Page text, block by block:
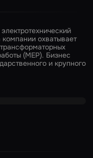
охватывает
(MEP). Бизнес
и крупного